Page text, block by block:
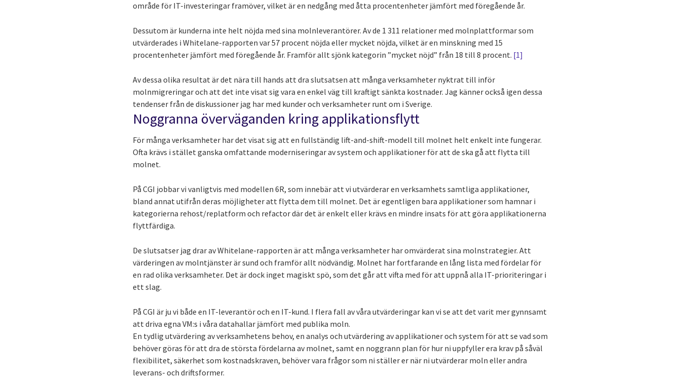
område för IT-investeringar framöver, vilket är en nedgång med åtta procentenheter jämfört med föregående år.
Dessutom är kunderna inte helt nöjda med sina molnleverantörer. Av de 1 311 relationer med molnplattformar som
utvärderades i Whitelane-rapporten var 57 procent nöjda eller mycket nöjda, vilket är en minskning med 15
procentenheter jämfört med föregående år. Framför allt sjönk kategorin ”mycket nöjd” från 18 till 8 procent. [1]
Av dessa olika resultat är det nära till hands att dra slutsatsen att många verksamheter nyktrat till inför
molnmigreringar och att det inte visat sig vara en enkel väg till kraftigt sänkta kostnader. Jag känner också igen dessa
tendenser från de diskussioner jag har med kunder och verksamheter runt om i Sverige.
Noggranna överväganden kring applikationsflytt
För många verksamheter har det visat sig att en fullständig lift-and-shift-modell till molnet helt enkelt inte fungerar.
Ofta krävs i stället ganska omfattande moderniseringar av system och applikationer för att de ska gå att flytta till
molnet.
På CGI jobbar vi vanligtvis med modellen 6R, som innebär att vi utvärderar en verksamhets samtliga applikationer,
bland annat utifrån deras möjligheter att flytta dem till molnet. Det är egentligen bara applikationer som hamnar i
kategorierna rehost/replatform och refactor där det är enkelt eller krävs en mindre insats för att göra applikationerna
flyttfärdiga.
De slutsatser jag drar av Whitelane-rapporten är att många verksamheter har omvärderat sina molnstrategier. Att
värderingen av molntjänster är sund och framför allt nödvändig. Molnet har fortfarande en lång lista med fördelar för
en rad olika verksamheter. Det är dock inget magiskt spö, som det går att vifta med för att uppnå alla IT-prioriteringar i
ett slag.
På CGI är ju vi både en IT-leverantör och en IT-kund. I flera fall av våra utvärderingar kan vi se att det varit mer gynnsamt
att driva egna VM:s i våra datahallar jämfört med publika moln.
En tydlig utvärdering av verksamhetens behov, en analys och utvärdering av applikationer och system för att se vad som
behöver göras för att dra de största fördelarna av molnet, samt en noggrann plan för hur ni uppfyller era krav på såväl
flexibilitet, säkerhet som kostnadskraven, behöver vara frågor som ni ställer er när ni utvärderar moln eller andra
leverans- och driftsformer.